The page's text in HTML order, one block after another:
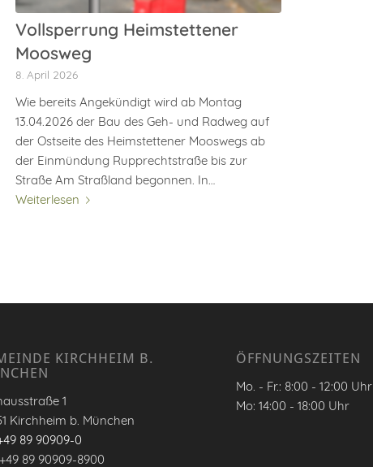
Vollsperrung Heimstettener
Moosweg
8. April 2026
Wie bereits Angekündigt wird ab Montag
13.04.2026 der Bau des Geh- und Radweg auf
der Ostseite des Heimstettener Mooswegs ab
der Einmündung Rupprechtstraße bis zur
Straße Am Straßland begonnen. In…
Weiterlesen
KIRCHHEIM B.
1
Kirchheim b. München
89 90909-0
89 90909-8900
ÖFFNUNGSZEITEN
Mo. - Fr.: 8:00 - 12:00 Uhr
Mo: 14:00 - 18:00 Uhr